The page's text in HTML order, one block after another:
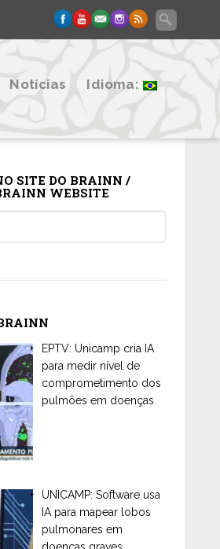
Notícias Idioma:
SITE DO BRAINN /
WEBSITE
EPTV: Unicamp cria IA
para medir nível de
comprometimento dos
pulmões em doenças
UNICAMP: Software usa
IA para mapear lobos
pulmonares em